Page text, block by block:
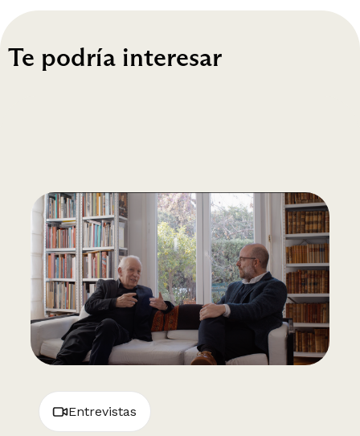
Te podría interesar
Entrevistas